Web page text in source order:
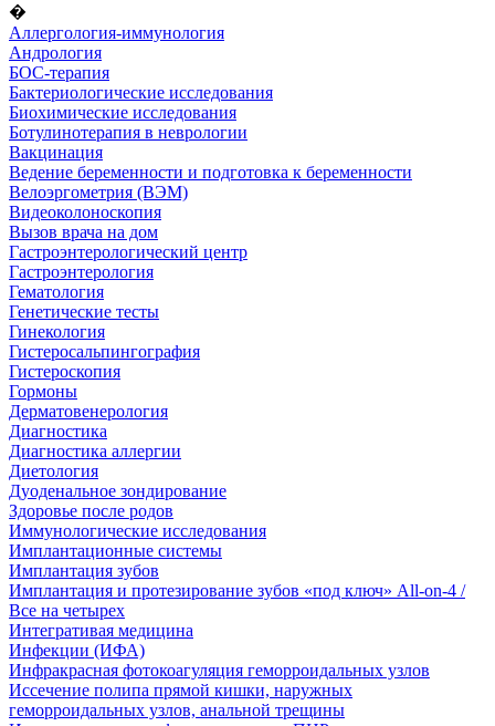
�
Аллергология-иммунология
Андрология
БОС-терапия
Бактериологические исследования
Биохимические исследования
Ботулинотерапия в неврологии
Вакцинация
Ведение беременности и подготовка к беременности
Велоэргометрия (ВЭМ)
Видеоколоноскопия
Вызов врача на дом
Гастроэнтерологический центр
Гастроэнтерология
Гематология
Генетические тесты
Гинекология
Гистеросальпингография
Гистероскопия
Гормоны
Дерматовенерология
Диагностика
Диагностика аллергии
Диетология
Дуоденальное зондирование
Здоровье после родов
Иммунологические исследования
Имплантационные системы
Имплантация зубов
Имплантация и протезирование зубов «под ключ» All-on-4 /
Все на четырех
Интегративая медицина
Инфекции (ИФА)
Инфракрасная фотокоагуляция геморроидальных узлов
Иссечение полипа прямой кишки, наружных
геморроидальных узлов, анальной трещины